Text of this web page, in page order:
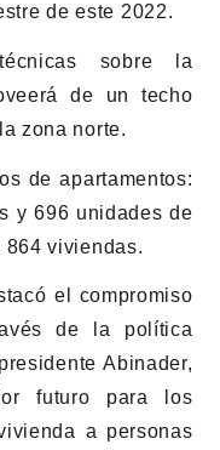
de este 2022.
sobre la
de un techo
zona norte.
de apartamentos:
y 696 unidades de
864 viviendas.
el compromiso
de la política
Abinader,
futuro para los
a personas